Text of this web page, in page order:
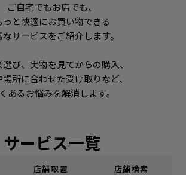
ご自宅でもお店でも、
っと快適にお買い物できる
なサービスをご紹介します。
び、実物を見てからの購入、
所に合わせた受け取りなど、
あるお悩みを解消します。
サービス一覧
店舗取置 店舗検索